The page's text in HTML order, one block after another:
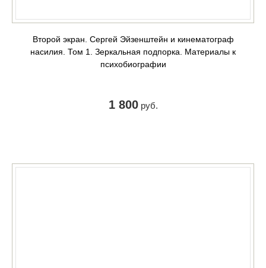
Второй экран. Сергей Эйзенштейн и кинематограф
насилия. Том 1. Зеркальная подпорка. Материалы к
психобиографии
1 800руб.